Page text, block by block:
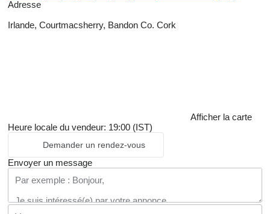
Adresse
Irlande, Courtmacsherry, Bandon Co. Cork
Afficher la carte
Heure locale du vendeur: 19:00 (IST)
Demander un rendez-vous
Envoyer un message